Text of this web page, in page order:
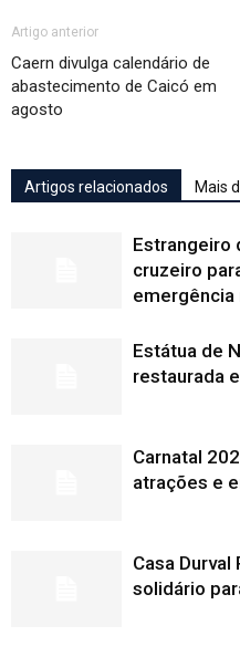
Artigo anterior
Caern divulga calendário de
abastecimento de Caicó em
agosto
Artigos relacionados Mais
Estrangeiro
cruzeiro
emergência
Estátua de
restaurada
Carnatal
atrações e
Casa
solidário